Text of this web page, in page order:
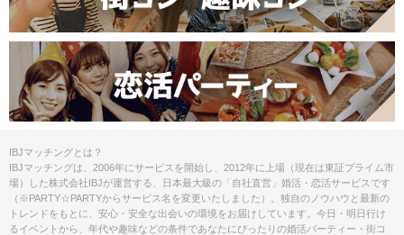
注意事項
・各種キャンペーン・クーポンは適用
外です、ご了承下さい。
・雨天決行、荒天の場合は事前に中止
とする場合もございます。
・進行状況により、終了時間が変動す
る可能性がございます。
・参加費にはご飲食代が含まれていま
【2名様以上でご参加の方へ】
当日、グループの振り分けを到着順
に、スタッフが行います。
ご友人同士で同一グループになるよう
IBJマッチングとは？
IBJマッチングは、2006年にサービスを開始し、2012年に上場（現在は東証プライム市
場）した株式会社IBJが運営する、日本最大級の「自社直営」婚活・恋活サービスです
（※PARTY☆PARTYからサービス名を変更いたしました）。独自のノウハウと最新の
トレンドをもとに、安心・安全な出会いの環境をお届けしています。今日・明日行け
るイベントから、年代や趣味などの条件であなたにぴったりの婚活パーティー・街コ